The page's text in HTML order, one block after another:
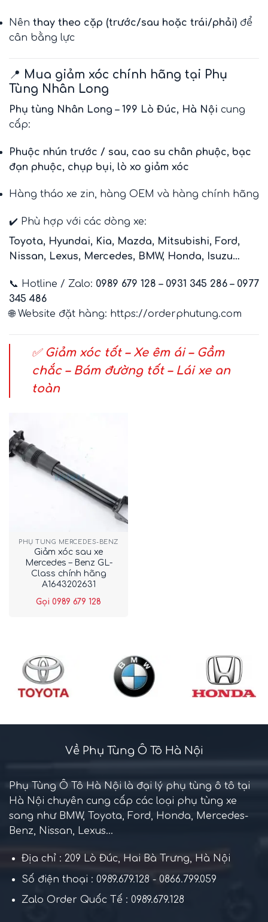
Nên thay theo cặp (trước/sau hoặc trái/phải) để
cân bằng lực
📍 Mua giảm xóc chính hãng tại Phụ
Tùng Nhân Long
Phụ tùng Nhân Long – 199 Lò Đúc, Hà Nội cung
cấp:
Phuộc nhún trước / sau, cao su chân phuộc, bạc
đạn phuộc, chụp bụi, lò xo giảm xóc
Hàng tháo xe zin, hàng OEM và hàng chính hãng
✔️ Phù hợp với các dòng xe:
Toyota, Hyundai, Kia, Mazda, Mitsubishi, Ford,
Nissan, Lexus, Mercedes, BMW, Honda, Isuzu…
📞 Hotline / Zalo: 0989 679 128 – 0931 345 286 – 0977
345 486
🌐 Website đặt hàng: https://orderphutung.com
✅ Giảm xóc tốt – Xe êm ái – Gầm
chắc – Bám đường tốt – Lái xe an
toàn
PHỤ TÙNG MERCEDES-BENZ
Giảm xóc sau xe
Mercedes – Benz GL-
Class chính hãng
A1643202631
Gọi 0989 679 128
Về Phụ Tùng Ô Tô Hà Nội
Phụ Tùng Ô Tô Hà Nội là đại lý phụ tùng ô tô tại
Hà Nội chuyên cung cấp các loại phụ tùng xe
sang như BMW, Toyota, Ford, Honda, Mercedes-
Benz, Nissan, Lexus...
Địa chỉ : 209 Lò Đúc, Hai Bà Trưng, Hà Nội
Số điện thoại : 0989.679.128 - 0866.799.059
Zalo Order Quốc Tế : 0989.679.128